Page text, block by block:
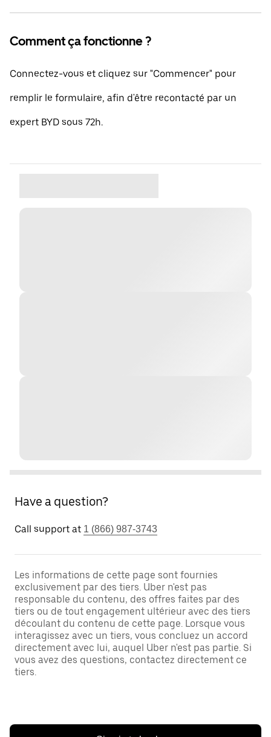
Comment ça fonctionne ?
Connectez-vous et cliquez sur "Commencer" pour
remplir le formulaire, afin d'être recontacté par un
expert BYD sous 72h.
Have a question?
Call support at 1 (866) 987-3743
Les informations de cette page sont fournies
exclusivement par des tiers. Uber n'est pas
responsable du contenu, des offres faites par des
tiers ou de tout engagement ultérieur avec des tiers
découlant du contenu de cette page. Lorsque vous
interagissez avec un tiers, vous concluez un accord
directement avec lui, auquel Uber n'est pas partie. Si
vous avez des questions, contactez directement ce
tiers.